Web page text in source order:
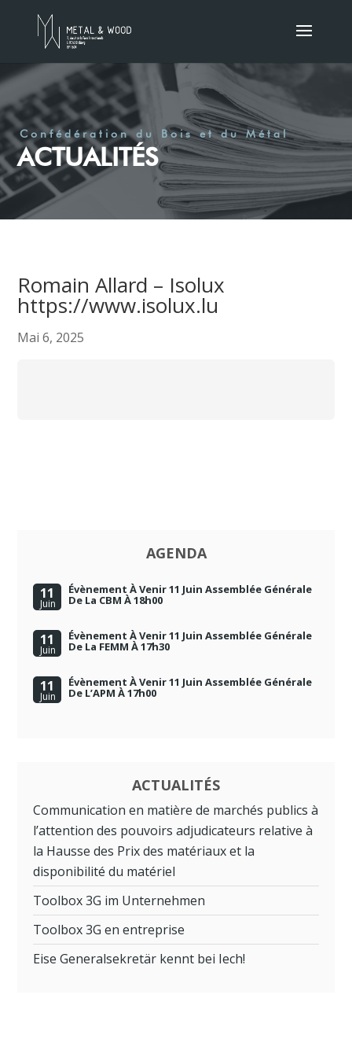
Confédération du Bois et du Métal
ACTUALITÉS
Romain Allard – Isolux
https://www.isolux.lu
Mai 6, 2025
AGENDA
11
Juin
Évènement À Venir 11 Juin Assemblée Générale
De La CBM À 18h00
11
Juin
Évènement À Venir 11 Juin Assemblée Générale
De La FEMM À 17h30
11
Juin
Évènement À Venir 11 Juin Assemblée Générale
De L’APM À 17h00
ACTUALITÉS
Communication en matière de marchés publics à
l’attention des pouvoirs adjudicateurs relative à
la Hausse des Prix des matériaux et la
disponibilité du matériel
Toolbox 3G im Unternehmen
Toolbox 3G en entreprise
Eise Generalsekretär kennt bei Iech!